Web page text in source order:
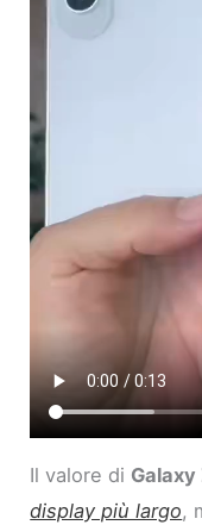
Il valore di Galaxy
display più largo,